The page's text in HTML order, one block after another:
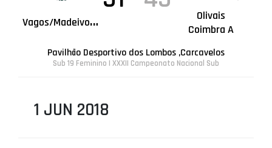
V
agos/Madeivougastore
Olivais
Coimbra A
Pavilhão Desportivo dos Lombos ,Carcavelos
Sub 19 Feminino | XXXII Campeonato Nacional Sub
1 JUN 2018